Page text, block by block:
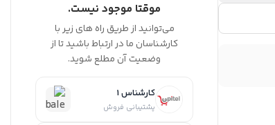
موقتا موجود نیست.
می‌توانید از طریق راه های زیر با
کارشناسان ما در ارتباط باشید تا از
وضعیت آن مطلع شوید.
کارشناس 1
پشتیبانی فروش